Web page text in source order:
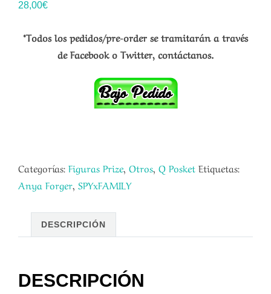
28,00€
*Todos los pedidos/pre-order se tramitarán a través
de Facebook o Twitter, contáctanos.
Categorías: Figuras Prize, Otros, Q Posket Etiquetas:
Anya Forger, SPYxFAMILY
DESCRIPCIÓN
DESCRIPCIÓN